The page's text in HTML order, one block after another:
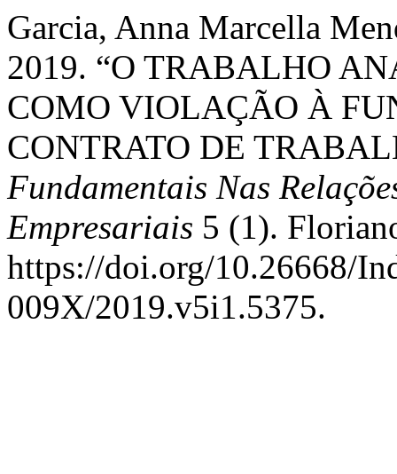
Garcia, Anna Marcella
2019. “O TRABALHO
COMO VIOLAÇÃO À
CONTRATO DE
Fundamentais Nas
Empresariais 5 (1).
https://doi.org/10.26668/
009X/2019.v5i1.5375.